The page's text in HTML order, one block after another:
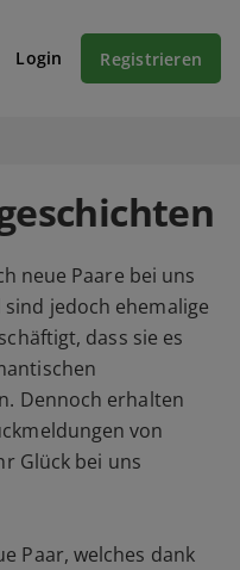
Login Registrieren
neue Paare bei uns
jedoch ehemalige
dass sie es
Dennoch erhalten
von
Glück bei uns
Paar, welches dank